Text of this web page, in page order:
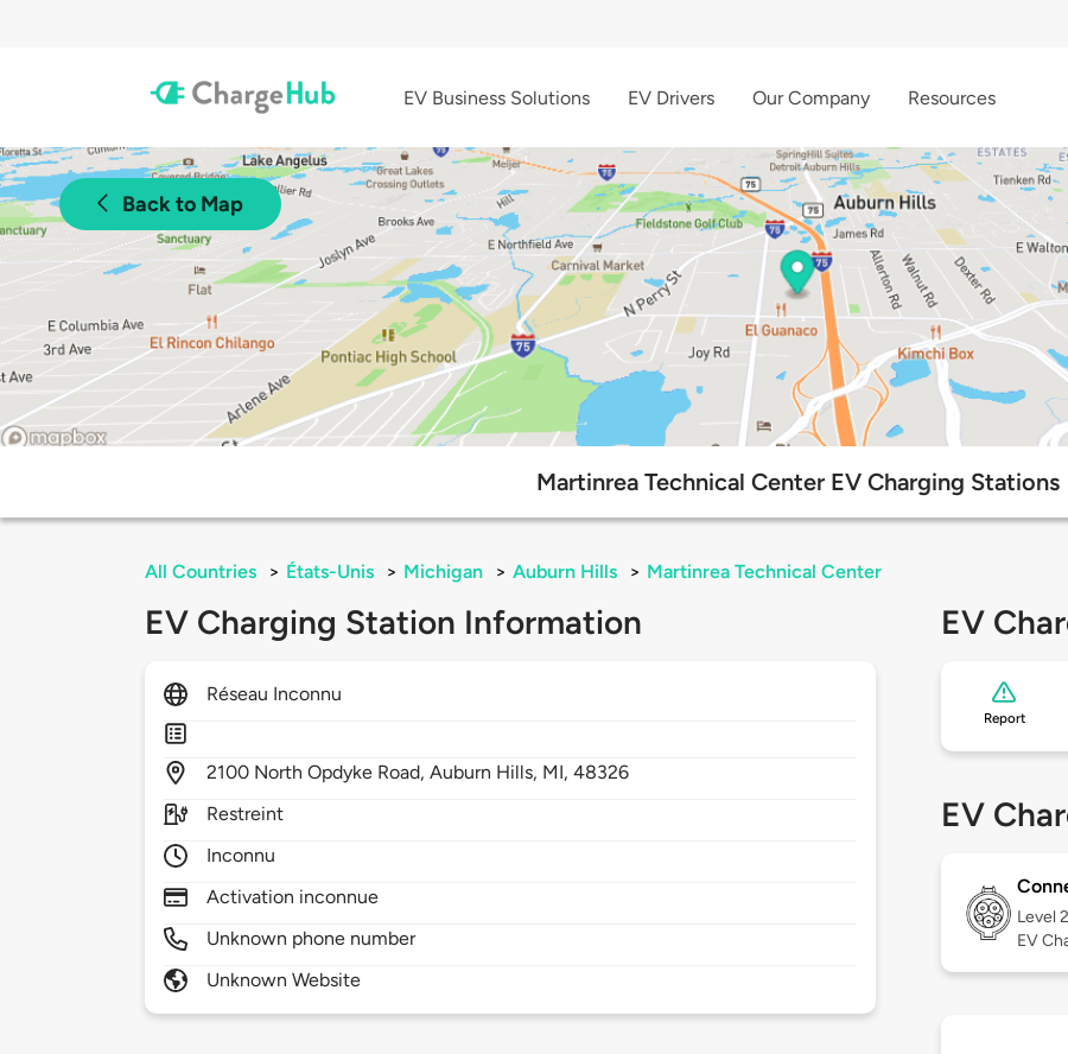
EV Business Solutions EV Drivers Our Company Resources
Back to Map
Martinrea Technical Center EV Charging Stations
All Countries > États-Unis > Michigan > Auburn Hills > Martinrea Technical Center
EV Charging Station Information
Réseau Inconnu
2100 North Opdyke Road,Auburn Hills, MI,48326
Restreint
Inconnu
Activation inconnue
Unknown phone number
Unknown Website
EV
Report
EV
Level 2
EV